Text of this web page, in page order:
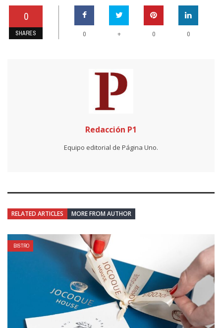
0
SHARES 0 + 0 0
Redacción P1
Equipo editorial de Página Uno.
RELATED ARTICLES MORE FROM AUTHOR
BISTRO